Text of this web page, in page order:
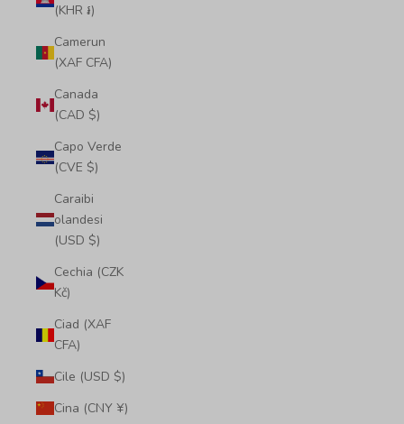
(KHR ៛)
Camerun
(XAF CFA)
Canada
(CAD $)
Capo Verde
(CVE $)
Caraibi
olandesi
(USD $)
Cechia (CZK
Kč)
Ciad (XAF
CFA)
Cile (USD $)
Cina (CNY ¥)